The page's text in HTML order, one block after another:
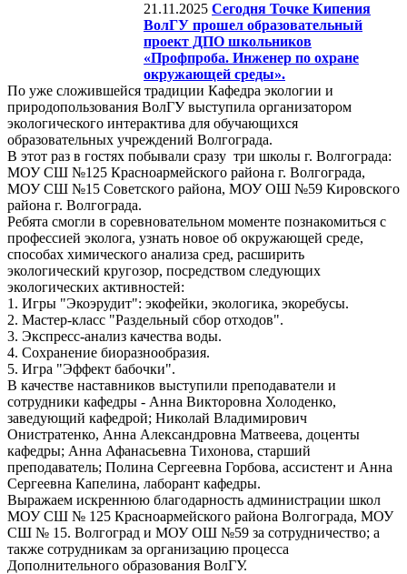
21.11.2025 Сегодня Точке Кипения
ВолГУ прошел образовательный
проект ДПО школьников
«Профпроба. Инженер по охране
окружающей среды».
По уже сложившейся традиции Кафедра экологии и
природопользования ВолГУ выступила организатором
экологического интерактива для обучающихся
образовательных учреждений Волгограда.
В этот раз в гостях побывали сразу три школы г. Волгограда:
МОУ СШ №125 Красноармейского района г. Волгограда,
МОУ СШ №15 Советского района, МОУ ОШ №59 Кировского
района г. Волгограда.
Ребята смогли в соревновательном моменте познакомиться с
профессией эколога, узнать новое об окружающей среде,
способах химического анализа сред, расширить
экологический кругозор, посредством следующих
экологических активностей:
1. Игры "Экоэрудит": экофейки, экологика, экоребусы.
2. Мастер-класс "Раздельный сбор отходов".
3. Экспресс-анализ качества воды.
4. Сохранение биоразнообразия.
5. Игра "Эффект бабочки".
В качестве наставников выступили преподаватели и
сотрудники кафедры - Анна Викторовна Холоденко,
заведующий кафедрой; Николай Владимирович
Онистратенко, Анна Александровна Матвеева, доценты
кафедры; Анна Афанасьевна Тихонова, старший
преподаватель; Полина Сергеевна Горбова, ассистент и Анна
Сергеевна Капелина, лаборант кафедры.
Выражаем искреннюю благодарность администрации школ
МОУ СШ № 125 Красноармейского района Волгограда, МОУ
СШ № 15. Волгоград и МОУ ОШ №59 за сотрудничество; а
также сотрудникам за организацию процесса
Дополнительного образования ВолГУ.